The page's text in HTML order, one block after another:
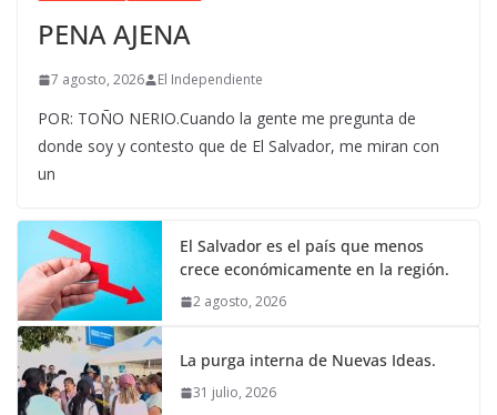
PENA AJENA
7 agosto, 2026 El Independiente
POR: TOÑO NERIO.Cuando la gente me pregunta de
donde soy y contesto que de El Salvador, me miran con
un
El Salvador es el país que menos
crece económicamente en la región.
2 agosto, 2026
La purga interna de Nuevas Ideas.
31 julio, 2026